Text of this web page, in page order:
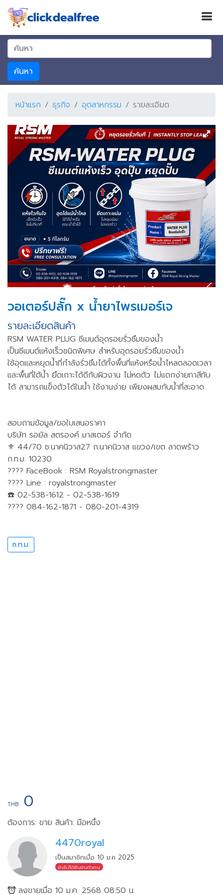
ค้นหา
หน้าแรก ธุรกิจ อุตสาหกรรม รายละเอียด
วอเตอร์ปลั๊ก x น้ำยาไพรเมอร์เจ
รายละเอียดสินค้า
RSM WATER PLUG ซีเมนต์อุดรอยรั่วซึมของน้ำ
เป็นซีเมนต์แห้งเร็วชนิดพิเศษ สำหรับอุดรอยรั่วซึมของน้ำ
ใช้อุดและหยุดน้ำที่กำลังรั่วซึมได้ทั้งพื้นที่แห้งหรือน้ำไหลตลอดเวลา
และพื้นที่ใต้น้ำ ยึดเกาะได้ดีกับผิวงาน ไม่หดตัว ไม่แตกง่ายทาสีทับ
ได้ สามารถแข็งตัวได้ในน้ำ ใช้งานง่าย เพียงผสมกับน้ำที่สะอาด
สอบถามข้อมูล/ขอใบเสนอราคา
บริษัท รอยัล สตรองค์ มาสเตอร์ จำกัด
⚜️ 44/70 ซ.นาคนิวาส27 ถ.นาคนิวาส แขวง/เขต ลาดพร้าว
ก.ท.ม. 10230
???? FaceBook : RSM Royalstrongmaster
???? Line : royalstrongmaster
☎️ 02-538-1612 - 02-538-1619
???? 084-162-1871 - 080-201-4319
ก.ท.ม.
THB 0
ต้องการ: ขาย สินค้า: มือหนึ่ง
4470royal
เป็นสมาชิกเมื่อ 10 ม.ค 2025
ยังไม่ได้ยืนยันตัวตน
ลงขายเมื่อ 10 ม.ค. 2568 08:50 น.